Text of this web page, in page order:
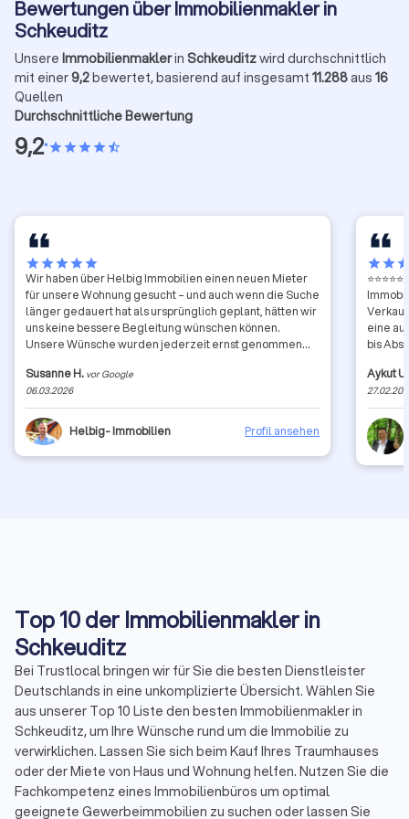
Bewertungen über Immobilienmakler in
Schkeuditz
Unsere Immobilienmaklerin Schkeuditzwird durchschnittlich
mit einer9,2bewertet, basierend auf insgesamt 11.288aus 16
Quellen
Durchschnittliche Bewertung
9,2•starstarstarstarstar_half
starstarstarstarstar
Wir haben über Helbig Immobilien einen neuen Mieter
für unsere Wohnung gesucht – und auch wenn die Suche
länger gedauert hat als ursprünglich geplant, hätten wir
uns keine bessere Begleitung wünschen können.
Unsere Wünsche wurden jederzeit ernst genommen
Terminen war Herr Helbig absolut kompetent,
hilfsbereit und dabei immer sehr sympathisch.
Besonders geschätzt haben wir, dass er nicht
aufgegeben hat und mit viel Engagement
weitergesucht hat, bis es für uns wirklich gepasst hat.
Eine Zusammenarbeit, die von Vertrauen und
Susanne H. vor Google
06.03.2026
Helbig- Immobilien Profil ansehen
starstar
eine
bis
einfach
sofort
und
die
als
Aykut
Top 10 der Immobilienmakler in
Schkeuditz
Bei Trustlocal bringen wir für Sie die besten Dienstleister
Deutschlands in eine unkomplizierte Übersicht. Wählen Sie
aus unserer Top 10 Liste den besten Immobilienmakler in
Schkeuditz, um Ihre Wünsche rund um die Immobilie zu
verwirklichen. Lassen Sie sich beim Kauf Ihres Traumhauses
oder der Miete von Haus und Wohnung helfen. Nutzen Sie die
Fachkompetenz eines Immobilienbüros um optimal
geeignete Gewerbeimmobilien zu suchen oder lassen Sie